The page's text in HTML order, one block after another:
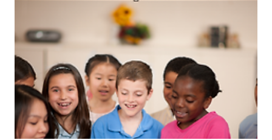
셨다면 주목해 주세요!1. 쾌적한 나만의 공간, 풀옵션 원룸형 콘도미니엄
머무시는 동안 가장 세심하게 신경 쓴 부분은 바로 '내 집 같은 편안함'을
주는 숙소입니다. 보안이 철저한 복합 콘도미니엄으로, 혼자 오시는 분들
은 물론이고 두 분이 함께 생활하기에도 부족함이 없는 공간입니다.완벽
한 생활 가전..